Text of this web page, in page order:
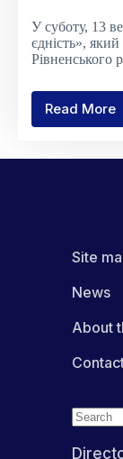
У суботу, 13
єдність»,
Рівненського
Read More
Захід
Site
News
About